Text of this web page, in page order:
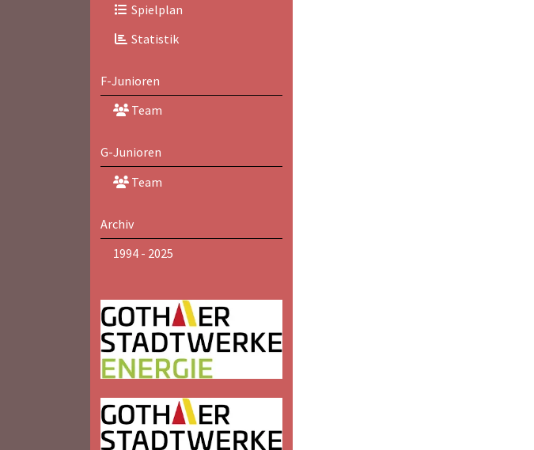
Spielplan
Statistik
F-Junioren
Team
G-Junioren
Team
Archiv
1994 - 2025